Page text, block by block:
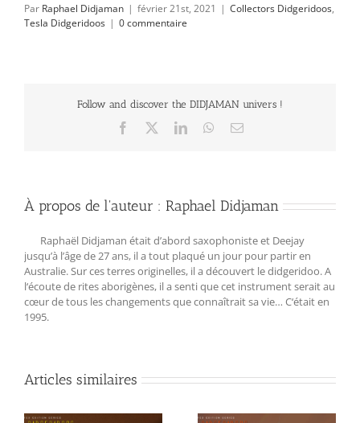
Par Raphael Didjaman | février 21st, 2021 | Collectors Didgeridoos,
Tesla Didgeridoos | 0 commentaire
Follow and discover the DIDJAMAN univers !
Facebook LinkedInWhatsApp
Email
À propos de l'auteur : Raphael Didjaman
Raphaël Didjaman était d’abord saxophoniste et Deejay
jusqu’à l’âge de 27 ans, il a tout plaqué un jour pour partir en
Australie. Sur ces terres originelles, il a découvert le didgeridoo. A
l‘écoute de rites aborigènes, il a senti que cet instrument serait au
cœur de tous les changements que connaîtrait sa vie… C‘était en
1995.
Articles similaires